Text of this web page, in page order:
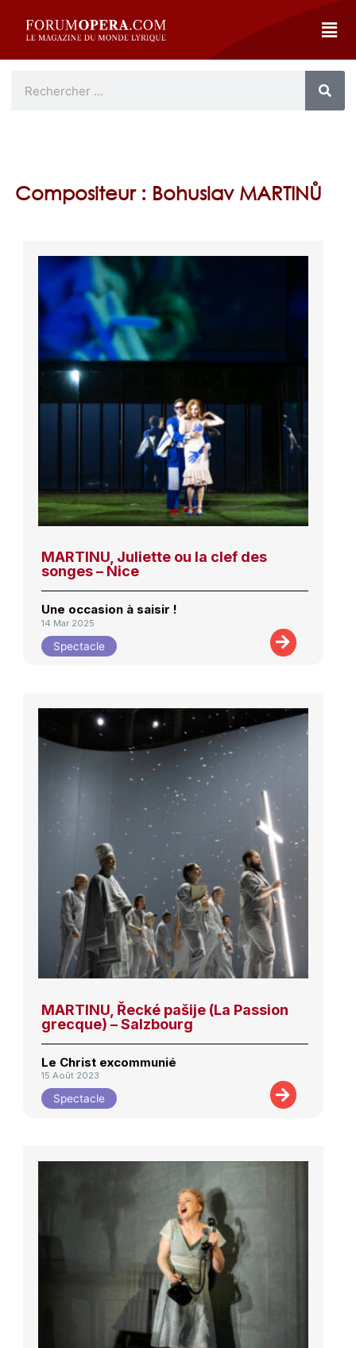
Compositeur : Bohuslav MARTINŮ
MARTINU, Juliette ou la clef des
songes – Nice
Une occasion à saisir !
14 Mar 2025
Spectacle
MARTINU, Řecké pašije (La Passion
grecque) – Salzbourg
Le Christ excommunié
15 Août 2023
Spectacle